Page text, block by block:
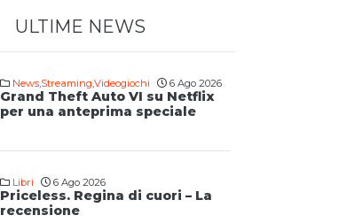
ULTIME NEWS
News,Streaming,Videogiochi 6 Ago 2026
Grand Theft Auto VI su Netflix
per una anteprima speciale
Libri 6 Ago 2026
Priceless. Regina di cuori – La
recensione